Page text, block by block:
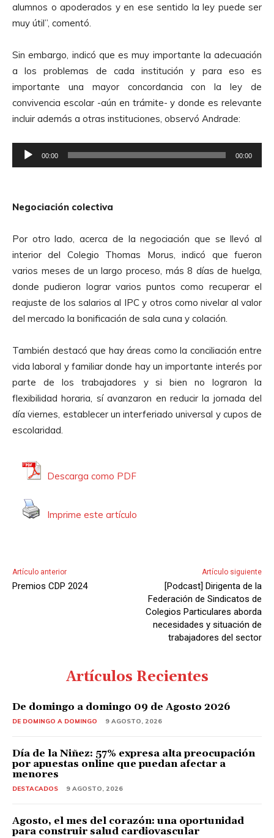
o
alumnos o apoderados y en ese sentido la ley puede ser
muy útil”, comentó.
Sin embargo, indicó que es muy importante la adecuación
a los problemas de cada institución y para eso es
importante una mayor concordancia con la ley de
convivencia escolar -aún en trámite- y donde es relevante
incluir además a otras instituciones, observó Andrade:
e
o
u
c
t
o
r
d
A
u
d
i
o
00:00 00:00
Negociación colectiva
Por otro lado, acerca de la negociación que se llevó al
interior del Colegio Thomas Morus, indicó que fueron
varios meses de un largo proceso, más 8 días de huelga,
donde pudieron lograr varios puntos como recuperar el
reajuste de los salarios al IPC y otros como nivelar al valor
del mercado la bonificación de sala cuna y colación.
También destacó que hay áreas como la conciliación entre
vida laboral y familiar donde hay un importante interés por
parte de los trabajadores y si bien no lograron la
flexibilidad horaria, sí avanzaron en reducir la jornada del
día viernes, establecer un interferiado universal y cupos de
escolaridad.
Descarga como PDF
Imprime este artículo
Artículo anterior
Premios CDP 2024
Artículo siguiente
[Podcast] Dirigenta de la
Federación de Sindicatos de
Colegios Particulares aborda
necesidades y situación de
trabajadores del sector
Artículos Recientes
De domingo a domingo 09 de Agosto 2026
DE DOMINGO A DOMINGO 9 AGOSTO, 2026
Día de la Niñez: 57% expresa alta preocupación
por apuestas online que puedan afectar a
menores
DESTACADOS 9 AGOSTO, 2026
Agosto, el mes del corazón: una oportunidad
para construir salud cardiovascular